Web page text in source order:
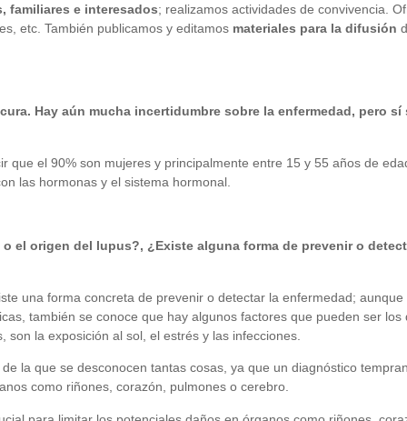
familiares e interesados; realizamos actividades de convivencia.
etc. También publicamos y editamos materiales para la difusión
Hay aún mucha incertidumbre sobre la enfermedad, pero sí
el 90% son mujeres y principalmente entre 15 y 55 años de
las hormonas y el sistema hormonal.
el origen del lupus?, ¿Existe alguna forma de prevenir o
una forma concreta de prevenir o detectar la enfermedad;
también se conoce que hay algunos factores que pueden ser
la exposición al sol, el estrés y las infecciones.
de la que se desconocen tantas cosas, ya que un diagnóstico
como riñones, corazón, pulmones o cerebro.